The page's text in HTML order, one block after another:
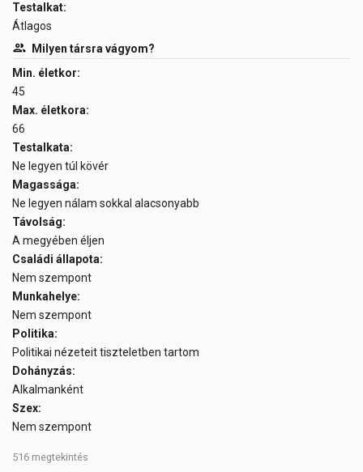
Testalkat:
Átlagos
Milyen társra vágyom?
Min. életkor:
45
Max. életkora:
66
Testalkata:
Ne legyen túl kövér
Magassága:
Ne legyen nálam sokkal alacsonyabb
Távolság:
A megyében éljen
Családi állapota:
Nem szempont
Munkahelye:
Nem szempont
Politika:
Politikai nézeteit tiszteletben tartom
Dohányzás:
Alkalmanként
Szex:
Nem szempont
516 megtekintés